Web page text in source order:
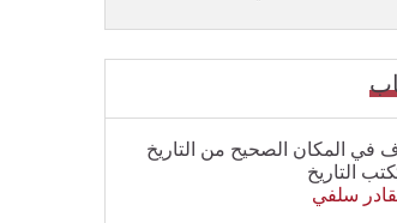
في المكان الصحيح من التاريخ
التاريخ
سلفي